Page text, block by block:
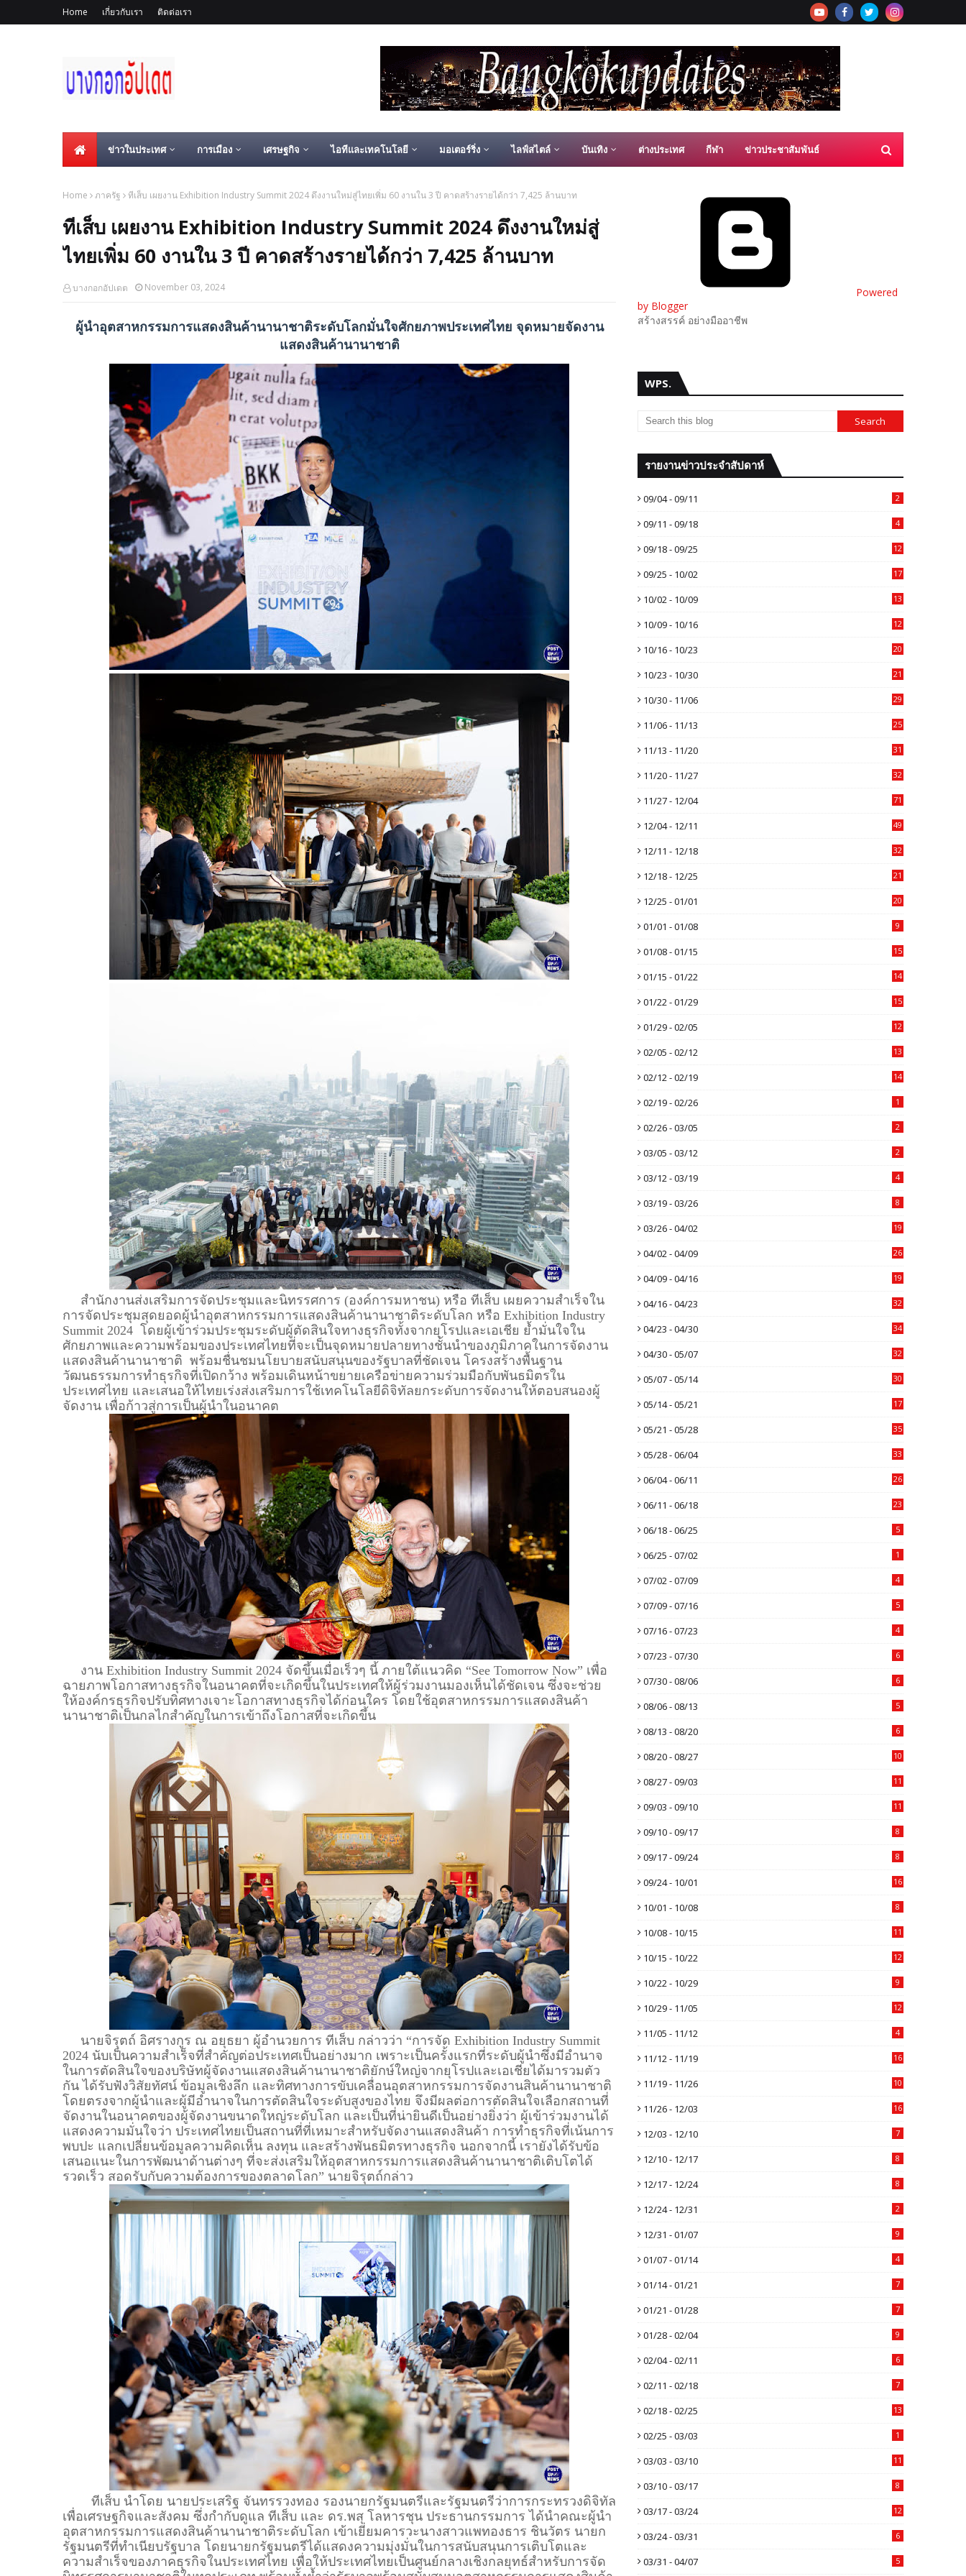
Home เกี่ยวกับเรา ติดต่อเรา
ข่าวในประเทศ การเมือง เศรษฐกิจ ไอทีและเทคโนโลยี มอเตอร์ริ่ง ไลฟ์สไตล์ บันเทิง ต่างประเทศ กีฬา ข่าวประชาสัมพันธ์
Home ภาครัฐ ทีเส็บ เผยงาน Exhibition Industry Summit 2024 ดึงงานใหม่สู่ไทยเพิ่ม 60 งานใน 3 ปี คาดสร้างรายได้กว่า 7,425 ล้านบาท
ทีเส็บ เผยงาน Exhibition Industry Summit 2024 ดึงงานใหม่สู่
ไทยเพิ่ม 60 งานใน 3 ปี คาดสร้างรายได้กว่า 7,425 ล้านบาท
บางกอกอัปเดต November 03, 2024
ผู้นำอุตสาหกรรมการแสดงสินค้านานาชาติระดับโลกมั่นใจศักยภาพประเทศไทย จุดหมายจัดงาน
แสดงสินค้านานาชาติ
สำนักงานส่งเสริมการจัดประชุมและนิทรรศการ (องค์การมหาชน) หรือ ทีเส็บ เผยความสำเร็จใน
การจัดประชุมสุดยอดผู้นำอุตสาหกรรมการแสดงสินค้านานาชาติระดับโลก หรือ Exhibition Industry
Summit 2024 โดยผู้เข้าร่วมประชุมระดับผู้ตัดสินใจทางธุรกิจทั้งจากยุโรปและเอเชีย ย้ำมั่นใจใน
ศักยภาพและความพร้อมของประเทศไทยที่จะเป็นจุดหมายปลายทางชั้นนำของภูมิภาคในการจัดงาน
แสดงสินค้านานาชาติ พร้อมชื่นชมนโยบายสนับสนุนของรัฐบาลที่ชัดเจน โครงสร้างพื้นฐาน
วัฒนธรรมการทำธุรกิจที่เปิดกว้าง พร้อมเดินหน้าขยายเครือข่ายความร่วมมือกับพันธมิตรใน
ประเทศไทย และเสนอให้ไทยเร่งส่งเสริมการใช้เทคโนโลยีดิจิทัลยกระดับการจัดงานให้ตอบสนองผู้
จัดงาน เพื่อก้าวสู่การเป็นผู้นำในอนาคต
งาน Exhibition Industry Summit 2024 จัดขึ้นเมื่อเร็วๆ นี้ ภายใต้แนวคิด “See Tomorrow Now” เพื่อ
ฉายภาพโอกาสทางธุรกิจในอนาคตที่จะเกิดขึ้นในประเทศให้ผู้ร่วมงานมองเห็นได้ชัดเจน ซึ่งจะช่วย
ให้องค์กรธุรกิจปรับทิศทางเจาะโอกาสทางธุรกิจได้ก่อนใคร โดยใช้อุตสาหกรรมการแสดงสินค้า
นานาชาติเป็นกลไกสำคัญในการเข้าถึงโอกาสที่จะเกิดขึ้น
นายจิรุตถ์ อิศรางกูร ณ อยุธยา ผู้อำนวยการ ทีเส็บ กล่าวว่า “การจัด Exhibition Industry Summit
2024 นับเป็นความสำเร็จที่สำคัญต่อประเทศเป็นอย่างมาก เพราะเป็นครั้งแรกที่ระดับผู้นำซึ่งมีอำนาจ
ในการตัดสินใจของบริษัทผู้จัดงานแสดงสินค้านานาชาติยักษ์ใหญ่จากยุโรปและเอเชียได้มารวมตัว
กัน ได้รับฟังวิสัยทัศน์ ข้อมูลเชิงลึก และทิศทางการขับเคลื่อนอุตสาหกรรมการจัดงานสินค้านานาชาติ
โดยตรงจากผู้นำและผู้มีอำนาจในการตัดสินใจระดับสูงของไทย จึงมีผลต่อการตัดสินใจเลือกสถานที่
จัดงานในอนาคตของผู้จัดงานขนาดใหญ่ระดับโลก และเป็นที่น่ายินดีเป็นอย่างยิ่งว่า ผู้เข้าร่วมงานได้
แสดงความมั่นใจว่า ประเทศไทยเป็นสถานที่ที่เหมาะสำหรับจัดงานแสดงสินค้า การทำธุรกิจที่เน้นการ
พบปะ แลกเปลี่ยนข้อมูลความคิดเห็น ลงทุน และสร้างพันธมิตรทางธุรกิจ นอกจากนี้ เรายังได้รับข้อ
เสนอแนะในการพัฒนาด้านต่างๆ ที่จะส่งเสริมให้อุตสาหกรรมการแสดงสินค้านานาชาติเติบโตได้
รวดเร็ว สอดรับกับความต้องการของตลาดโลก” นายจิรุตถ์กล่าว
ทีเส็บ นำโดย นายประเสริฐ จันทรรวงทอง รองนายกรัฐมนตรีและรัฐมนตรีว่าการกระทรวงดิจิทัล
เพื่อเศรษฐกิจและสังคม ซึ่งกำกับดูแล ทีเส็บ และ ดร.พสุ โลหารชุน ประธานกรรมการ ได้นำคณะผู้นำ
อุตสาหกรรมการแสดงสินค้านานาชาติระดับโลก เข้าเยี่ยมคารวะนางสาวแพทองธาร ชินวัตร นายก
รัฐมนตรีที่ทำเนียบรัฐบาล โดยนายกรัฐมนตรีได้แสดงความมุ่งมั่นในการสนับสนุนการเติบโตและ
ความสำเร็จของภาคธุรกิจในประเทศไทย เพื่อให้ประเทศไทยเป็นศูนย์กลางเชิงกลยุทธ์สำหรับการจัด
Powered
by Blogger
สร้างสรรค์ อย่างมืออาชีพ
WPS.
รายงานข่าวประจำสัปดาห์
09/04 - 09/11 2
09/11 - 09/18 4
09/18 - 09/25 12
09/25 - 10/02 17
10/02 - 10/09 13
10/09 - 10/16 12
10/16 - 10/23 20
10/23 - 10/30 21
10/30 - 11/06 29
11/06 - 11/13 25
11/13 - 11/20 31
11/20 - 11/27 32
11/27 - 12/04 71
12/04 - 12/11 49
12/11 - 12/18 32
12/18 - 12/25 21
12/25 - 01/01 20
01/01 - 01/08 9
01/08 - 01/15 15
01/15 - 01/22 14
01/22 - 01/29 15
01/29 - 02/05 12
02/05 - 02/12 13
02/12 - 02/19 14
02/19 - 02/26 1
02/26 - 03/05 2
03/05 - 03/12 2
03/12 - 03/19 4
03/19 - 03/26 8
03/26 - 04/02 19
04/02 - 04/09 26
04/09 - 04/16 19
04/16 - 04/23 32
04/23 - 04/30 34
04/30 - 05/07 32
05/07 - 05/14 30
05/14 - 05/21 17
05/21 - 05/28 35
05/28 - 06/04 33
06/04 - 06/11 26
06/11 - 06/18 23
06/18 - 06/25 5
06/25 - 07/02 1
07/02 - 07/09 4
07/09 - 07/16 5
07/16 - 07/23 4
07/23 - 07/30 6
07/30 - 08/06 6
08/06 - 08/13 5
08/13 - 08/20 6
08/20 - 08/27 10
08/27 - 09/03 11
09/03 - 09/10 11
09/10 - 09/17 8
09/17 - 09/24 8
09/24 - 10/01 16
10/01 - 10/08 8
10/08 - 10/15 11
10/15 - 10/22 12
10/22 - 10/29 9
10/29 - 11/05 12
11/05 - 11/12 4
11/12 - 11/19 16
11/19 - 11/26 10
11/26 - 12/03 16
12/03 - 12/10 7
12/10 - 12/17 8
12/17 - 12/24 8
12/24 - 12/31 2
12/31 - 01/07 9
01/07 - 01/14 4
01/14 - 01/21 7
01/21 - 01/28 7
01/28 - 02/04 9
02/04 - 02/11 6
02/11 - 02/18 7
02/18 - 02/25 13
02/25 - 03/03 1
03/03 - 03/10 11
03/10 - 03/17 8
03/17 - 03/24 12
03/24 - 03/31 6
03/31 - 04/07 5